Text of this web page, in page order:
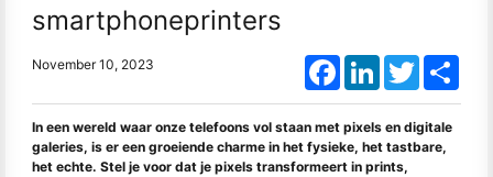
smartphoneprinters
November 10, 2023 FacebookLinkedInTwitter
In een wereld waar onze telefoons vol staan met pixels en digitale
galeries, is er een groeiende charme in het fysieke, het tastbare,
het echte. Stel je voor dat je pixels transformeert in prints,